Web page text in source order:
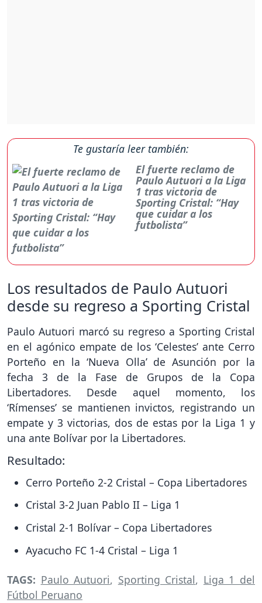
Te gustaría leer también:
El fuerte reclamo de
Paulo Autuori a la Liga
1 tras victoria de
Sporting Cristal: “Hay
que cuidar a los
futbolista”
Los resultados de Paulo Autuori
desde su regreso a Sporting Cristal
Paulo Autuori marcó su regreso a Sporting Cristal
en el agónico empate de los ‘Celestes’ ante Cerro
Porteño en la ‘Nueva Olla’ de Asunción por la
fecha 3 de la Fase de Grupos de la Copa
Libertadores. Desde aquel momento, los
‘Rímenses’ se mantienen invictos, registrando un
empate y 3 victorias, dos de estas por la Liga 1 y
una ante Bolívar por la Libertadores.
Resultado:
Cerro Porteño 2-2 Cristal – Copa Libertadores
Cristal 3-2 Juan Pablo II – Liga 1
Cristal 2-1 Bolívar – Copa Libertadores
Ayacucho FC 1-4 Cristal – Liga 1
TAGS: Paulo Autuori, Sporting Cristal, Liga 1 del
Fútbol Peruano